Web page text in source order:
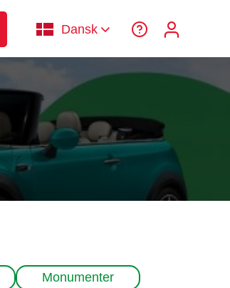
Dansk
Monumenter